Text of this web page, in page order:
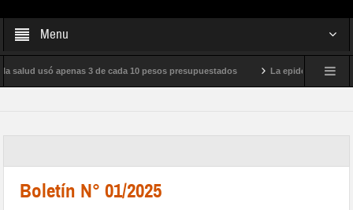
Menu
usó apenas 3 de cada 10 pesos presupuestados La epidemia de
Boletín N° 01/2025